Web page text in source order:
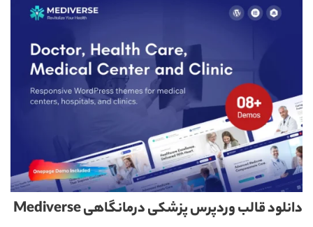
دانلود قالب وردپرس پزشکی درمانگاهی Mediverse